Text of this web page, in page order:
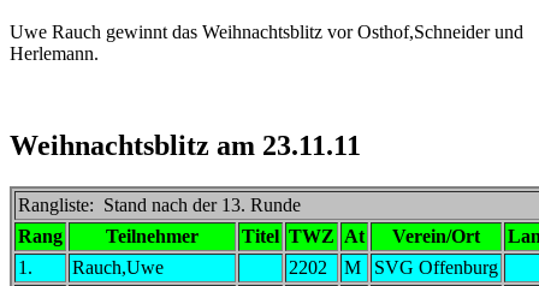
Uwe Rauch gewinnt das Weihnachtsblitz vor Osthof,Schneider und
Herlemann.
Weihnachtsblitz am 23.11.11
Rangliste: Stand nach der 13. Runde
Rang
Teilnehmer Titel TWZ At Verein/Ort
1.
Rauch,Uwe 2202 M
SVG Offenburg